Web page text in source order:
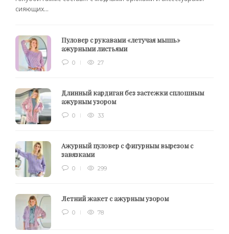
сияющих...
Пуловер с рукавами «летучая мышь»
ажурными листьями
0 27
Длинный кардиган без застежки сплошным
ажурным узором
0 33
Ажурный пуловер с фигурным вырезом с
завязками
0 299
Летний жакет с ажурным узором
0 78